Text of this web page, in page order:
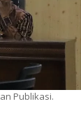
Publikasi.